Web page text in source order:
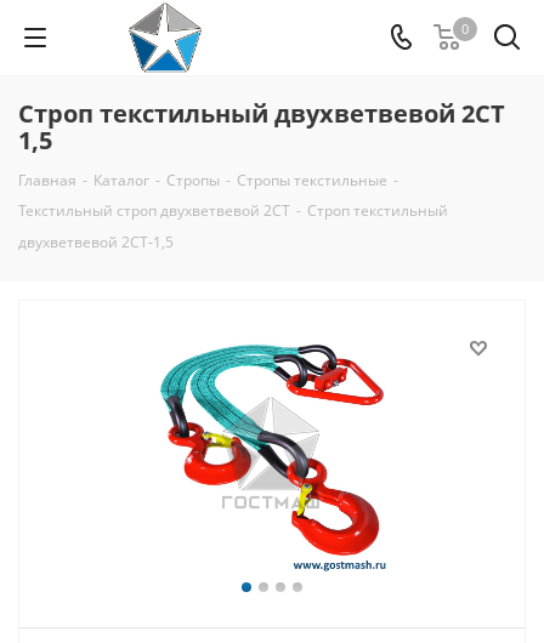
0
Строп текстильный двухветвевой 2СТ
1,5
Главная - Каталог - Стропы - Стропы текстильные -
Текстильный строп двухветвевой 2СТ - Строп текстильный
двухветвевой 2СТ-1,5